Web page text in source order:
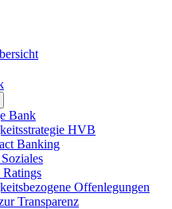
Bank
HVB
Banking
Offenlegungen
Transparenz